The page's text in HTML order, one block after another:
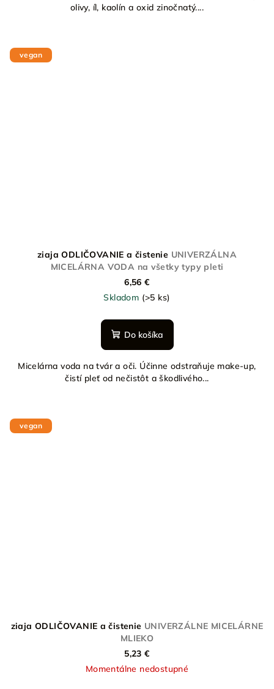
olivy, íl, kaolín a oxid zinočnatý....
vegan
ziaja ODLIČOVANIE a čistenie UNIVERZÁLNA
MICELÁRNA VODA na všetky typy pleti
6,56 €
Skladom (>5 ks)
Do košíka
Micelárna voda na tvár a oči. Účinne odstraňuje make-up,
čistí pleť od nečistôt a škodlivého...
vegan
ziaja ODLIČOVANIE a čistenie UNIVERZÁLNE MICELÁRNE
MLIEKO
5,23 €
Momentálne nedostupné